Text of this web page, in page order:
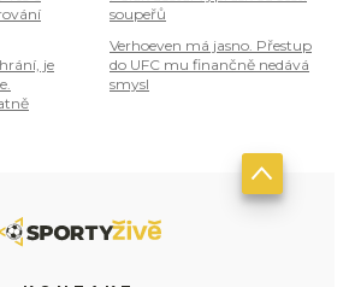
je
soupeřů
Verhoeven má jasno. Přestup
do UFC mu finančně nedává
smysl